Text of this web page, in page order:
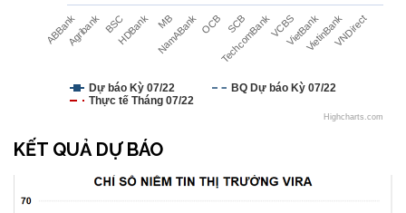
ABBankAgribank BSCHDBank MB
NamABank OCB SCB
TechcomBankVCBSVietBankVietinBankVNDirect
Dự báo Kỳ 07/22
BQ Dự báo Kỳ 07/22
Thực tế Tháng 07/22
Highcharts.com
KẾT QUẢ DỰ BÁO